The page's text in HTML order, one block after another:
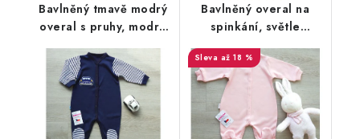
Bavlněný tmavě modrý
overal s pruhy, modré
autíčko
Bavlněný overal na
spinkání, světle
lososový
až 18 %